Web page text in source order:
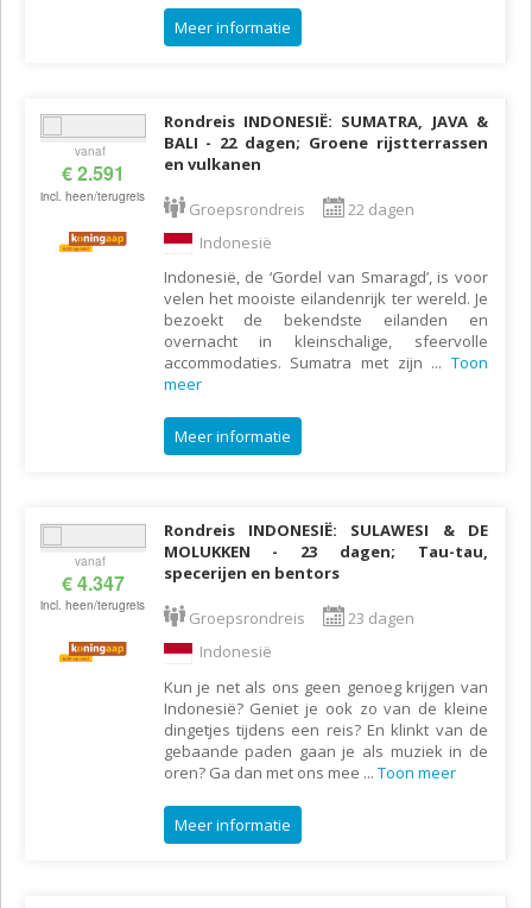
Meer informatie
vanaf
€ 2.591
incl. heen/terugreis
Rondreis INDONESIË: SUMATRA, JAVA &
BALI - 22 dagen; Groene rijstterrassen
en vulkanen
Groepsrondreis
22 dagen
Indonesië
Indonesië, de ‘Gordel van Smaragd’, is voor
velen het mooiste eilandenrijk ter wereld. Je
bezoekt de bekendste eilanden en
overnacht in kleinschalige, sfeervolle
accommodaties. Sumatra met zijn ... Toon
meer
Meer informatie
vanaf
€ 4.347
incl. heen/terugreis
Rondreis INDONESIË: SULAWESI & DE
MOLUKKEN - 23 dagen; Tau-tau,
specerijen en bentors
Groepsrondreis
23 dagen
Indonesië
Kun je net als ons geen genoeg krijgen van
Indonesië? Geniet je ook zo van de kleine
dingetjes tijdens een reis? En klinkt van de
gebaande paden gaan je als muziek in de
oren? Ga dan met ons mee ... Toon meer
Meer informatie